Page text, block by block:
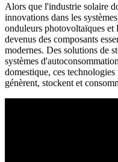
Alors que l'industrie solaire
innovations dans les
onduleurs photovoltaïques et
devenus des composants
modernes. Des solutions de
systèmes
domestique, ces
génèrent, stockent et